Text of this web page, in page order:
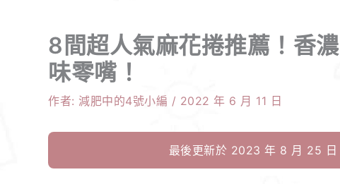
8間超人氣麻花捲推薦！香
味零嘴！
作者: 減肥中的4號小編 / 2022 年 6 月 11 日
最後更新於 2023 年 8 月 25